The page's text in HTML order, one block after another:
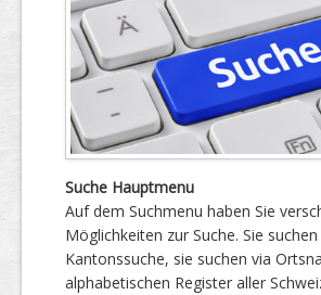
Suche Hauptmenu
Auf dem Suchmenu haben Sie
Möglichkeiten zur Suche. Sie suchen
Kantonssuche, sie suchen via
alphabetischen Register aller